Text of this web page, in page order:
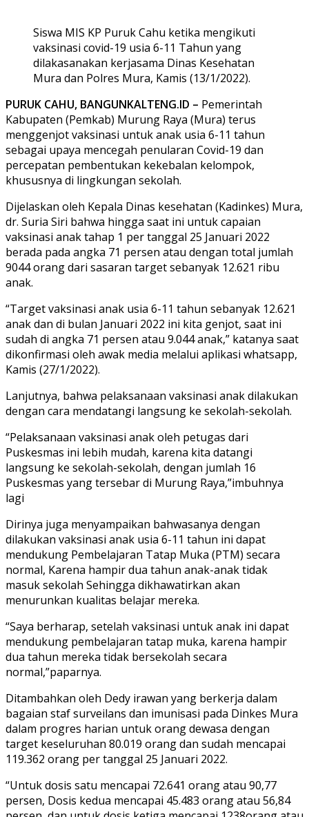
Siswa MIS KP Puruk Cahu ketika mengikuti
vaksinasi covid-19 usia 6-11 Tahun yang
dilakasanakan kerjasama Dinas Kesehatan
Mura dan Polres Mura, Kamis (13/1/2022).
PURUK CAHU, BANGUNKALTENG.ID – Pemerintah
Kabupaten (Pemkab) Murung Raya (Mura) terus
menggenjot vaksinasi untuk anak usia 6-11 tahun
sebagai upaya mencegah penularan Covid-19 dan
percepatan pembentukan kekebalan kelompok,
khususnya di lingkungan sekolah.
Dijelaskan oleh Kepala Dinas kesehatan (Kadinkes) Mura,
dr. Suria Siri bahwa hingga saat ini untuk capaian
vaksinasi anak tahap 1 per tanggal 25 Januari 2022
berada pada angka 71 persen atau dengan total jumlah
9044 orang dari sasaran target sebanyak 12.621 ribu
anak.
“Target vaksinasi anak usia 6-11 tahun sebanyak 12.621
anak dan di bulan Januari 2022 ini kita genjot, saat ini
sudah di angka 71 persen atau 9.044 anak,” katanya saat
dikonfirmasi oleh awak media melalui aplikasi whatsapp,
Kamis (27/1/2022).
Lanjutnya, bahwa pelaksanaan vaksinasi anak dilakukan
dengan cara mendatangi langsung ke sekolah-sekolah.
“Pelaksanaan vaksinasi anak oleh petugas dari
Puskesmas ini lebih mudah, karena kita datangi
langsung ke sekolah-sekolah, dengan jumlah 16
Puskesmas yang tersebar di Murung Raya,”imbuhnya
lagi
Dirinya juga menyampaikan bahwasanya dengan
dilakukan vaksinasi anak usia 6-11 tahun ini dapat
mendukung Pembelajaran Tatap Muka (PTM) secara
normal, Karena hampir dua tahun anak-anak tidak
masuk sekolah Sehingga dikhawatirkan akan
menurunkan kualitas belajar mereka.
“Saya berharap, setelah vaksinasi untuk anak ini dapat
mendukung pembelajaran tatap muka, karena hampir
dua tahun mereka tidak bersekolah secara
normal,”paparnya.
Ditambahkan oleh Dedy irawan yang berkerja dalam
bagaian staf surveilans dan imunisasi pada Dinkes Mura
dalam progres harian untuk orang dewasa dengan
target keseluruhan 80.019 orang dan sudah mencapai
119.362 orang per tanggal 25 Januari 2022.
“Untuk dosis satu mencapai 72.641 orang atau 90,77
persen, Dosis kedua mencapai 45.483 orang atau 56,84